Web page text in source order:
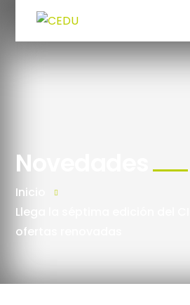
Novedades
Inicio
Llega la séptima edición del
ofertas renovadas